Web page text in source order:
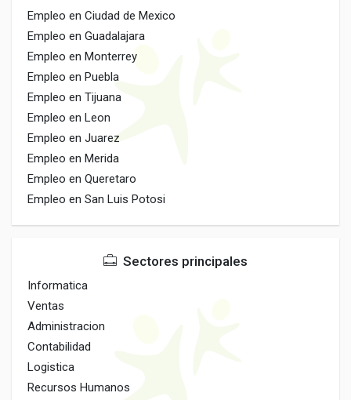
Empleo en Ciudad de Mexico
Empleo en Guadalajara
Empleo en Monterrey
Empleo en Puebla
Empleo en Tijuana
Empleo en Leon
Empleo en Juarez
Empleo en Merida
Empleo en Queretaro
Empleo en San Luis Potosi
Sectores principales
Informatica
Ventas
Administracion
Contabilidad
Logistica
Recursos Humanos